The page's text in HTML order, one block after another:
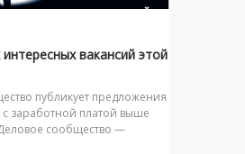
вакансий этой
публикует предложения
с заработной платой выше
сообщество —